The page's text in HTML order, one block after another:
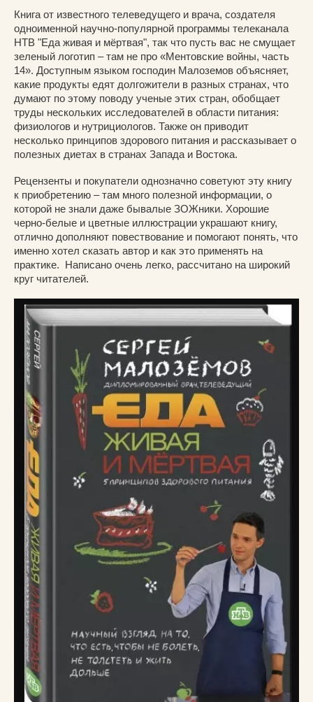
Книга от известного телеведущего и врача, создателя
одноименной научно-популярной программы телеканала
НТВ "Еда живая и мёртвая", так что пусть вас не смущает
зеленый логотип – там не про «Ментовские войны, часть
14». Доступным языком господин Малоземов объясняет,
какие продукты едят долгожители в разных странах, что
думают по этому поводу ученые этих стран, обобщает
труды нескольких исследователей в области питания:
физиологов и нутрициологов. Также он приводит
несколько принципов здорового питания и рассказывает о
полезных диетах в странах Запада и Востока.
Рецензенты и покупатели однозначно советуют эту книгу
к приобретению – там много полезной информации, о
которой не знали даже бывалые ЗОЖники. Хорошие
черно-белые и цветные иллюстрации украшают книгу,
отлично дополняют повествование и помогают понять, что
именно хотел сказать автор и как это применять на
практике. Написано очень легко, рассчитано на широкий
круг читателей.